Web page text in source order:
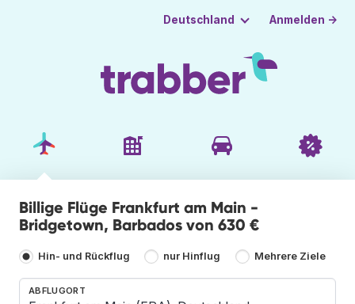
Deutschland Anmelden →
Billige Flüge Frankfurt am Main -
Bridgetown, Barbados von 630 €
Hin- und Rückflug nur Hinflug Mehrere Ziele
ABFLUGORT